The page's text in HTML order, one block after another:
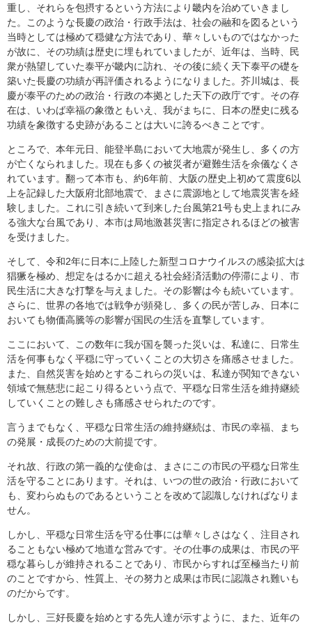
重し、それらを包摂するという方法により畿内を治めていきまし
た。このような長慶の政治・行政手法は、社会の融和を図るという
当時としては極めて穏健な方法であり、華々しいものではなかった
が故に、その功績は歴史に埋もれていましたが、近年は、当時、民
衆が熱望していた泰平が畿内に訪れ、その後に続く天下泰平の礎を
築いた長慶の功績が再評価されるようになりました。芥川城は、長
慶が泰平のための政治・行政の本拠とした天下の政庁です。その存
在は、いわば幸福の象徴ともいえ、我がまちに、日本の歴史に残る
功績を象徴する史跡があることは大いに誇るべきことです。
ところで、本年元日、能登半島において大地震が発生し、多くの方
が亡くなられました。現在も多くの被災者が避難生活を余儀なくさ
れています。翻って本市も、約6年前、大阪の歴史上初めて震度6以
上を記録した大阪府北部地震で、まさに震源地として地震災害を経
験しました。これに引き続いて到来した台風第21号も史上まれにみ
る強大な台風であり、本市は局地激甚災害に指定されるほどの被害
を受けました。
そして、令和2年に日本に上陸した新型コロナウイルスの感染拡大は
猖獗を極め、想定をはるかに超える社会経済活動の停滞により、市
民生活に大きな打撃を与えました。その影響は今も続いています。
さらに、世界の各地では戦争が頻発し、多くの民が苦しみ、日本に
おいても物価高騰等の影響が国民の生活を直撃しています。
ここにおいて、この数年に我が国を襲った災いは、私達に、日常生
活を何事もなく平穏に守っていくことの大切さを痛感させました。
また、自然災害を始めとするこれらの災いは、私達が関知できない
領域で無慈悲に起こり得るという点で、平穏な日常生活を維持継続
していくことの難しさも痛感させられたのです。
言うまでもなく、平穏な日常生活の維持継続は、市民の幸福、まち
の発展・成長のための大前提です。
それ故、行政の第一義的な使命は、まさにこの市民の平穏な日常生
活を守ることにあります。それは、いつの世の政治・行政において
も、変わらぬものであるということを改めて認識しなければなりま
せん。
しかし、平穏な日常生活を守る仕事には華々しさはなく、注目され
ることもない極めて地道な営みです。その仕事の成果は、市民の平
穏な暮らしが維持されることであり、市民からすれば至極当たり前
のことですから、性質上、その努力と成果は市民に認識され難いも
のだからです。
しかし、三好長慶を始めとする先人達が示すように、また、近年の